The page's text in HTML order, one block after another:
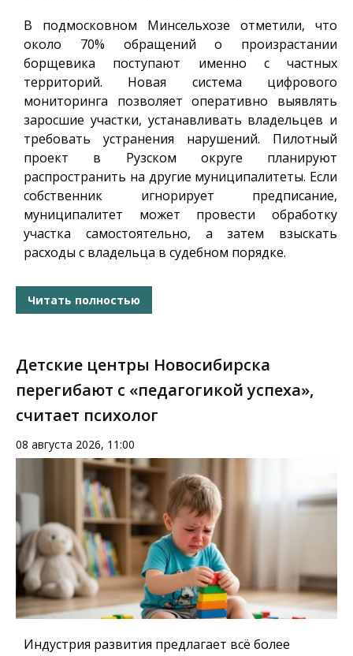
В подмосковном Минсельхозе отметили, что
около 70% обращений о произрастании
борщевика поступают именно с частных
территорий. Новая система цифрового
мониторинга позволяет оперативно выявлять
заросшие участки, устанавливать владельцев и
требовать устранения нарушений. Пилотный
проект в Рузском округе планируют
распространить на другие муниципалитеты. Если
собственник игнорирует предписание,
муниципалитет может провести обработку
участка самостоятельно, а затем взыскать
расходы с владельца в судебном порядке.
Читать полностью
Детские центры Новосибирска
перегибают с «педагогикой успеха»,
считает психолог
08 августа 2026, 11:00
Индустрия развития предлагает всё более